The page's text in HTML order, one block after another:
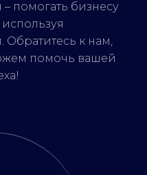
помогать бизнесу
Обратитесь к нам,
помочь вашей